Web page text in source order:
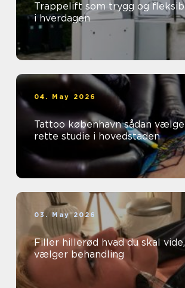
Trappelift som trygg og
i hverdagen
04. May 2026
Tattoo københavn sådan vælger du det
rette studie i hovedstaden
03. May 2026
Filler hillerød hvad du skal vide, før du
vælger behandling